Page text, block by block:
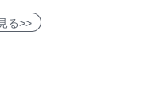
>>